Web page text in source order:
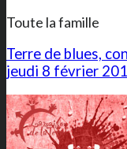
Toute la famille
Terre de blues,
jeudi 8 février